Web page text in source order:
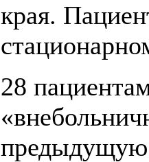
края.
28
предыдущую